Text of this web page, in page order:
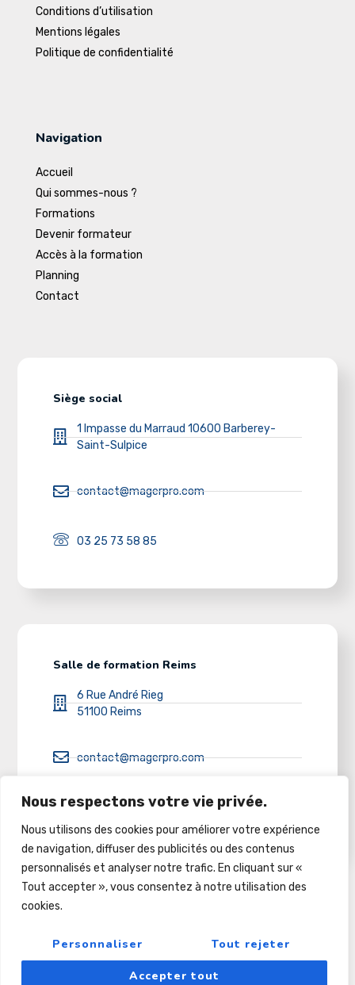
Nous respectons votre vie privée.
Nous utilisons des cookies pour améliorer votre expérience
de navigation, diffuser des publicités ou des contenus
personnalisés et analyser notre trafic. En cliquant sur «
Tout accepter », vous consentez à notre utilisation des
cookies.
Personnaliser Tout rejeter
Accepter tout
Conditions d’utilisation
Mentions légales
Politique de confidentialité
Navigation
Accueil
Qui sommes-nous ?
Formations
Devenir formateur
Accès à la formation
Planning
Contact
Siège social
1 Impasse du Marraud 10600 Barberey-
Saint-Sulpice
contact@magerpro.com
03 25 73 58 85
Salle de formation Reims
6 Rue André Rieg
51100 Reims
contact@magerpro.com
03 26 86 32 50